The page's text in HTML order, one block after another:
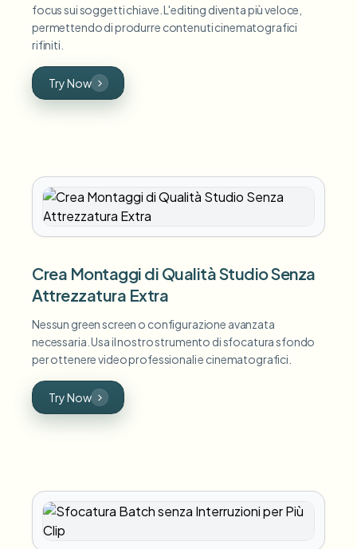
focus sui soggetti chiave. L'editing diventa più veloce,
permettendo di produrre contenuti cinematografici
rifiniti.
Try Now
Crea Montaggi di Qualità Studio Senza
Attrezzatura Extra
Nessun green screen o configurazione avanzata
necessaria. Usa il nostro strumento di sfocatura sfondo
per ottenere video professionali e cinematografici.
Try Now